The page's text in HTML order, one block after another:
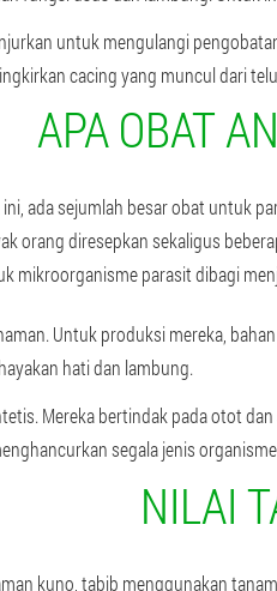
untuk mengulangi
cacing yang muncul dari
APA OBAT
ada sejumlah besar obat untuk
orang diresepkan sekaligus
mikroorganisme parasit dibagi
Untuk produksi mereka,
hati dan lambung.
Mereka bertindak pada otot
segala jenis
NILAI
kuno, tabib menggunakan